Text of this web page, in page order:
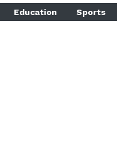
Education Sports